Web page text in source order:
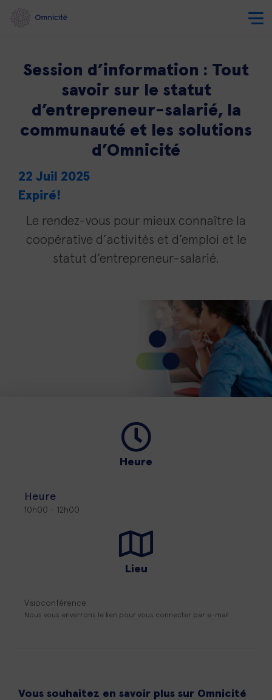
Session d’information : Tout
savoir sur le statut
d’entrepreneur-salarié, la
communauté et les solutions
d’Omnicité
22 Juil 2025
Expiré!
Le rendez-vous pour mieux connaître la
coopérative d’activités et d’emploi et le
statut d’entrepreneur-salarié.
Heure
Heure
10h00 - 12h00
Lieu
Visioconférence
Nous vous enverrons le lien pour vous connecter par e-mail
Vous souhaitez en savoir plus sur Omnicité